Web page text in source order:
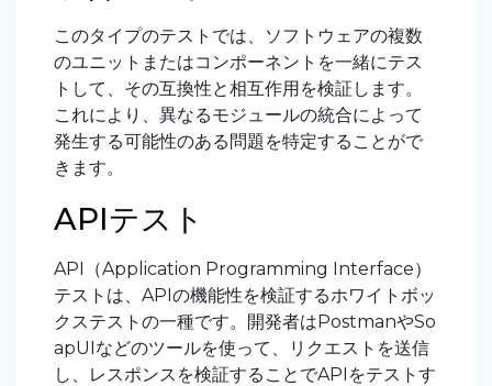
このタイプのテストでは、ソフトウェアの複数
のユニットまたはコンポーネントを一緒にテス
トして、その互換性と相互作用を検証します。
これにより、異なるモジュールの統合によって
発生する可能性のある問題を特定することがで
きます。
APIテスト
API（Application Programming Interface）
テストは、APIの機能性を検証するホワイトボッ
クステストの一種です。開発者はPostmanやSo
apUIなどのツールを使って、リクエストを送信
し、レスポンスを検証することでAPIをテストす